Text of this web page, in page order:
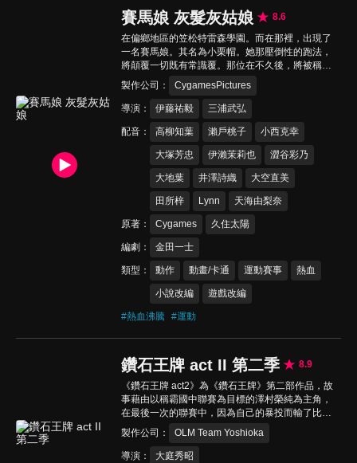
賽馬娘 灰髮灰姑娘
8.6
在偏鄉地區的笠松特雷森學園。而在那裡，出現了
一名賽馬娘。其名為小栗帽。她那壓倒性的跑法，
將顛覆一切既有常識覆。那位在不久後，將被稱為
「怪物」的灰姑娘少女，此刻，正在刻下新的傳說
—。青春「奔馳」的灰姑娘故事，終於開跑！！
製作公司 CygamesPictures
導演 伊藤祐毅 三浦武弘
配音 高柳知葉 瀨戶桃子 小西克幸
大塚芳忠 伊瀨茉莉也 澀谷彩乃
大地葉 井澤詩織 大空直美
田所梓 Lynn 天海由梨奈
原著 Cygames 久住太陽
編劇 金田一士
類型 動作 動畫/卡通 運動賽事 熱血
小說改編 遊戲改編
#熱血沸騰 #運動
鑽石王牌 act II 第二季
8.9
《鑽石王牌 act2》為《鑽石王牌》第二部作品，故
事藉由以稱霸國中聯賽為目標的澤村榮純為主角，
在最後一次的聯賽中，因為自己的暴投而輸了比
賽。他發誓要和以前的隊友去高中一雪前恥，後
來，因為棒球名校青道高中球探來訪，澤村去參觀
了青道高中的練習。在見習中，馬上就遭受到棒球
製作公司 OLM Team Yoshioka
導演 大庭秀昭